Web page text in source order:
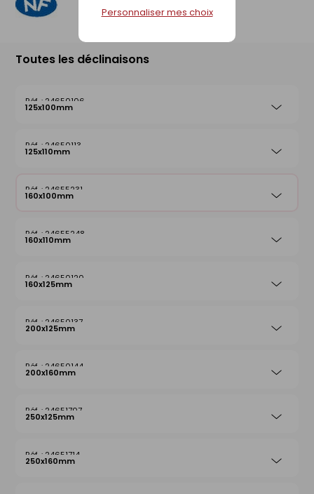
Personnaliser mes choix
Toutes les déclinaisons
24650106
125x100mm
24650113
125x110mm
24655231
160x100mm
24655248
160x110mm
24650120
160x125mm
24650137
200x125mm
24650144
200x160mm
24651707
250x125mm
24651714
250x160mm